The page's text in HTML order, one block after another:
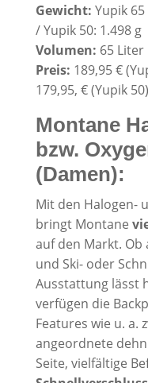
Gewicht: Yupik
/ Yupik 50: 1.498 g
Volumen: 65 Liter
Preis: 189,95 €
179,95, € (Yupik 50)
Montane
bzw.
(Damen):
Mit den Halogen-
bringt Montane
auf den Markt.
und Ski- oder
Ausstattung lässt
verfügen die
Features wie u. a.
angeordnete
Seite, vielfältige